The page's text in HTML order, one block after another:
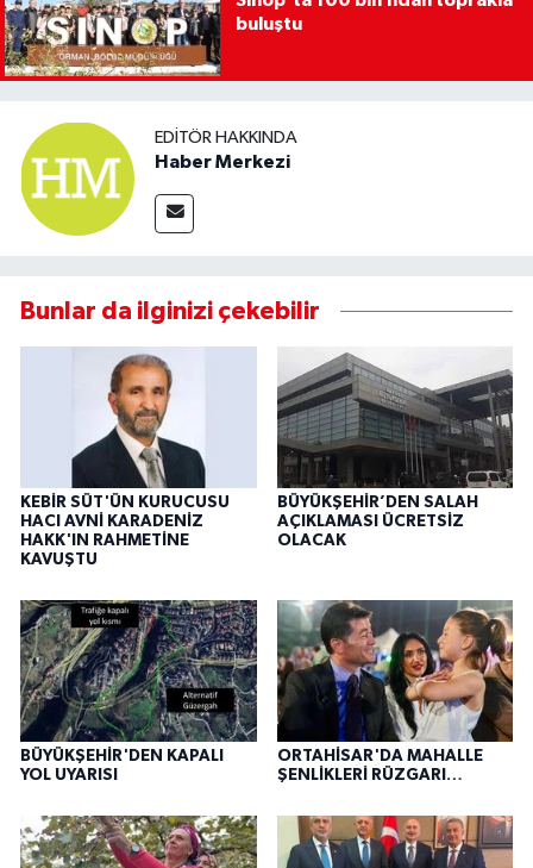
buluştu
EDITÖR HAKKINDA
Haber Merkezi
Bunlar da ilginizi çekebilir
KEBİR SÜT'ÜN KURUCUSU
HACI AVNİ KARADENİZ
HAKK'IN RAHMETİNE
KAVUŞTU
BÜYÜKŞEHİR’DEN SALAH
AÇIKLAMASI ÜCRETSİZ
OLACAK
BÜYÜKŞEHİR'DEN KAPALI
YOL UYARISI
ORTAHİSAR'DA MAHALLE
ŞENLİKLERİ RÜZGARI…